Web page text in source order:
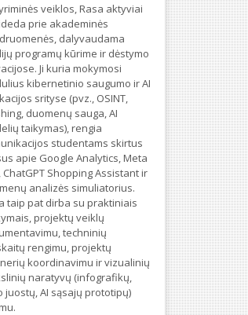
veiklos, Rasa aktyviai
prie akademinės
dalyvaudama
programų kūrime ir dėstymo
Ji kuria mokymosi
kibernetinio saugumo ir AI
srityse (pvz., OSINT,
duomenų sauga, AI
taikymas), rengia
studentams skirtus
apie Google Analytics, Meta
ChatGPT Shopping Assistant ir
analizės simuliatorius.
taip pat dirba su praktiniais
projektų veiklų
techninių
rengimu, projektų
koordinavimu ir vizualinių
naratyvų (infografikų,
juostų, AI sąsajų prototipų)